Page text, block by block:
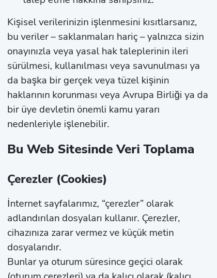
Kişisel verilerinizin işlenmesini kısıtlarsanız,
bu veriler – saklanmaları hariç – yalnızca sizin
onayınızla veya yasal hak taleplerinin ileri
sürülmesi, kullanılması veya savunulması ya
da başka bir gerçek veya tüzel kişinin
haklarının korunması veya Avrupa Birliği ya da
bir üye devletin önemli kamu yararı
nedenleriyle işlenebilir.
Bu Web Sitesinde Veri Toplama
Çerezler (Cookies)
İnternet sayfalarımız, “çerezler” olarak
adlandırılan dosyaları kullanır. Çerezler,
cihazınıza zarar vermez ve küçük metin
dosyalarıdır.
Bunlar ya oturum süresince geçici olarak